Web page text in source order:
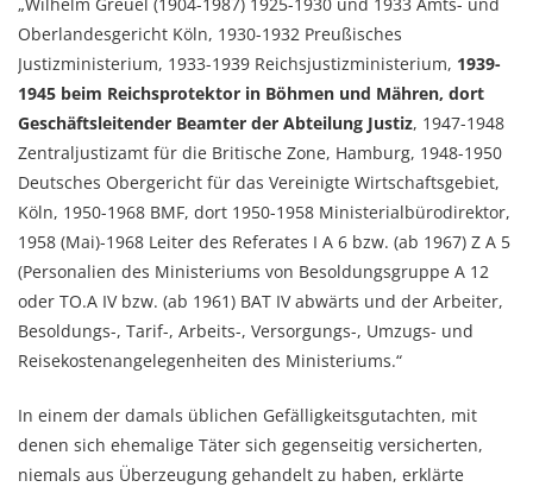
„Wilhelm Greuel (1904-1987) 1925-1930 und 1933 Amts- und
Oberlandesgericht Köln, 1930-1932 Preußisches
Justizministerium, 1933-1939 Reichsjustizministerium, 1939-
1945 beim Reichsprotektor in Böhmen und Mähren, dort
Geschäftsleitender Beamter der Abteilung Justiz, 1947-1948
Zentraljustizamt für die Britische Zone, Hamburg, 1948-1950
Deutsches Obergericht für das Vereinigte Wirtschaftsgebiet,
Köln, 1950-1968 BMF, dort 1950-1958 Ministerialbürodirektor,
1958 (Mai)-1968 Leiter des Referates I A 6 bzw. (ab 1967) Z A 5
(Personalien des Ministeriums von Besoldungsgruppe A 12
oder TO.A IV bzw. (ab 1961) BAT IV abwärts und der Arbeiter,
Besoldungs-, Tarif-, Arbeits-, Versorgungs-, Umzugs- und
Reisekostenangelegenheiten des Ministeriums.“
In einem der damals üblichen Gefälligkeitsgutachten, mit
denen sich ehemalige Täter sich gegenseitig versicherten,
niemals aus Überzeugung gehandelt zu haben, erklärte